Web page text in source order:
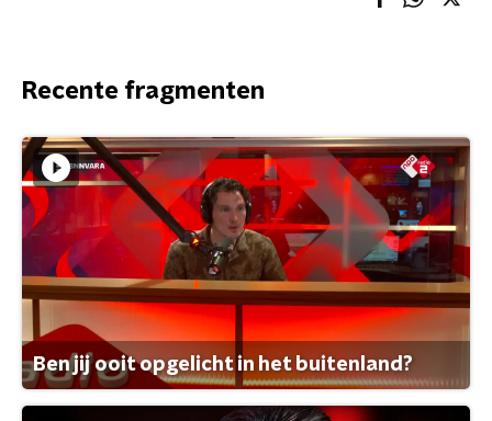
Recente fragmenten
Ben jij ooit opgelicht in het buitenland?